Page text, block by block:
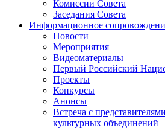
Комиссии Совета
Заседания Совета
Информационное
Новости
Мероприятия
Видеоматериалы
Первый Российский
Проекты
Конкурсы
Анонсы
Встреча с
культурных объединений